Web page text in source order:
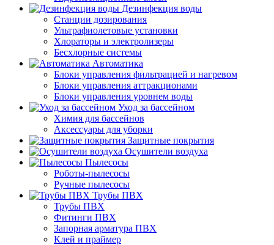
Дезинфекция воды
Станции дозирования
Ультрафиолетовые установки
Хлораторы и электролизеры
Бесхлорные системы
Автоматика
Блоки управления фильтрацией и нагревом
Блоки управления аттракционами
Блоки управления уровнем воды
Уход за бассейном
Химия для бассейнов
Аксессуары для уборки
Защитные покрытия
Осушители воздуха
Пылесосы
Роботы-пылесосы
Ручные пылесосы
Трубы ПВХ
Трубы ПВХ
Фитинги ПВХ
Запорная арматура ПВХ
Клей и праймер